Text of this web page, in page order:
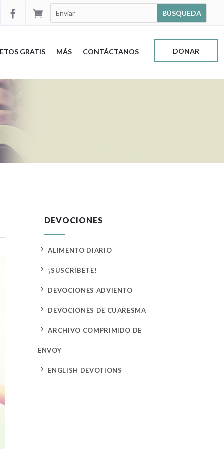


GRATIS MÁS CONTÁCTANOS DONAR
DEVOCIONES
5 ALIMENTO DIARIO
5 ¡SUSCRÍBETE!
5 DEVOCIONES ADVIENTO
5 DEVOCIONES DE CUARESMA
5 ARCHIVO COMPRIMIDO DE
ENVOY
5 ENGLISH DEVOTIONS